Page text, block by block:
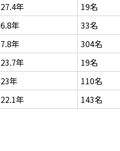
27.4年
19名
6.8年
33名
7.8年
304名
23.7年
19名
23年
110名
22.1年 143名